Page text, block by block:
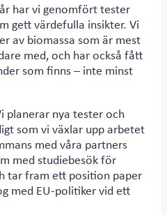
har vi genomfört tester
gett värdefulla insikter. Vi
av biomassa som är mest
med, och har också fått
som finns – inte minst
planerar nya tester och
som vi växlar upp arbetet
med våra partners
med studiebesök för
tar fram ett position paper
med EU-politiker vid ett